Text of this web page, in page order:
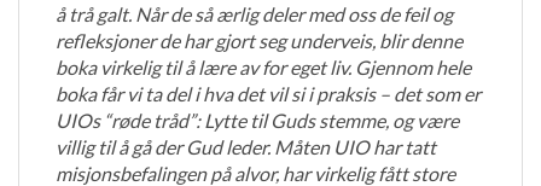
å trå galt. Når de så ærlig deler med oss de feil og
refleksjoner de har gjort seg underveis, blir denne
boka virkelig til å lære av for eget liv. Gjennom hele
boka får vi ta del i hva det vil si i praksis – det som er
UIOs “røde tråd”: Lytte til Guds stemme, og være
villig til å gå der Gud leder. Måten UIO har tatt
misjonsbefalingen på alvor, har virkelig fått store